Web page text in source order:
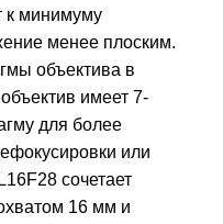
к минимуму
менее плоским.
объектива в
имеет 7-
для более
или
сочетает
16 мм и